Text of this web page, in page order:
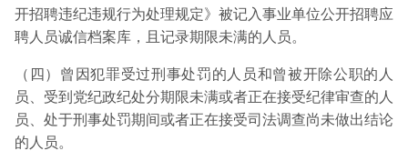
开招聘违纪违规行为处理规定》被记入事业单位公开招聘应
聘人员诚信档案库，且记录期限未满的人员。
（四）曾因犯罪受过刑事处罚的人员和曾被开除公职的人
员、受到党纪政纪处分期限未满或者正在接受纪律审查的人
员、处于刑事处罚期间或者正在接受司法调查尚未做出结论
的人员。